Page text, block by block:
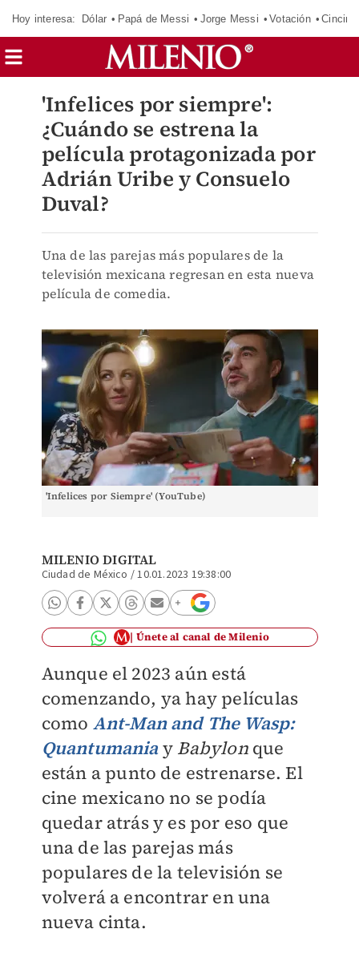
Hoy interesa: Dólar Papá de Messi Jorge Messi Votación
'Infelices por siempre':
¿Cuándo se estrena la
película protagonizada por
Adrián Uribe y Consuelo
Duval?
Una de las parejas más populares de la
televisión mexicana regresan en esta nueva
película de comedia.
'Infelices por Siempre' (YouTube)
MILENIO DIGITAL
Ciudad de México /10.01.2023 19:38:00
Únete al canal de Milenio
Aunque el 2023 aún está
comenzando, ya hay películas
como Ant-Man and The Wasp:
Quantumaniay Babylonque
están a punto de estrenarse. El
cine mexicano no se podía
quedar atrás y es por eso que
una de las parejas más
populares de la televisión se
volverá a encontrar en una
nueva cinta.